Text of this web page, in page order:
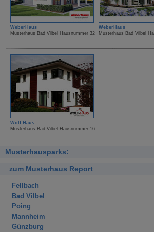
WeberHaus
Musterhaus Bad Vilbel Hausnummer 32
WeberHaus
Musterhaus Bad Vilbel
Wolf Haus
Musterhaus Bad Vilbel Hausnummer 16
Musterhausparks:
zum Musterhaus Report
Fellbach
Bad Vilbel
Poing
Mannheim
Günzburg